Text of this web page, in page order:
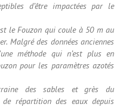
d’être impactées par le
le Fouzon qui coule à 50 m au
Malgré des données anciennes
méthode qui n’est plus en
pour les paramètres azotés
des sables et grès du
de répartition des eaux depuis